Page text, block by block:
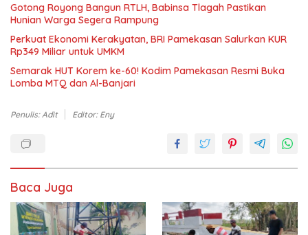
Gotong Royong Bangun RTLH, Babinsa Tlagah Pastikan
Hunian Warga Segera Rampung
Perkuat Ekonomi Kerakyatan, BRI Pamekasan Salurkan KUR
Rp349 Miliar untuk UMKM
Semarak HUT Korem ke-60! Kodim Pamekasan Resmi Buka
Lomba MTQ dan Al-Banjari
Penulis: Adit Editor: Eny
Baca Juga